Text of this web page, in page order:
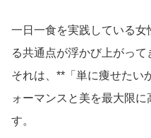
一日一食を実践している
る共通点が浮かび上がって
それは、**「単に痩せたい
ォーマンスと美を最大限
す。